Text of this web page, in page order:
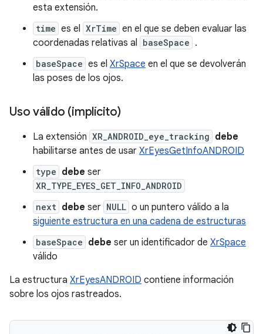
esta extensión.
time es el XrTime en el que se deben evaluar las
coordenadas relativas al baseSpace .
baseSpace es el XrSpace en el que se devolverán
las poses de los ojos.
Uso válido (implícito)
La extensión XR_ANDROID_eye_tracking debe
habilitarse antes de usar XrEyesGetInfoANDROID
type debe ser
XR_TYPE_EYES_GET_INFO_ANDROID
next debe ser NULL o un puntero válido a la
siguiente estructura en una cadena de estructuras
baseSpace debe ser un identificador de XrSpace
válido
La estructura XrEyesANDROID contiene información
sobre los ojos rastreados.